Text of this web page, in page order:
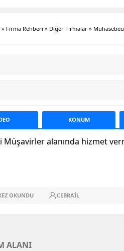
» Firma Rehberi » Diğer Firmalar »
KONUM
alanında hizmet
OKUNDU CEBRAIL
ALANI